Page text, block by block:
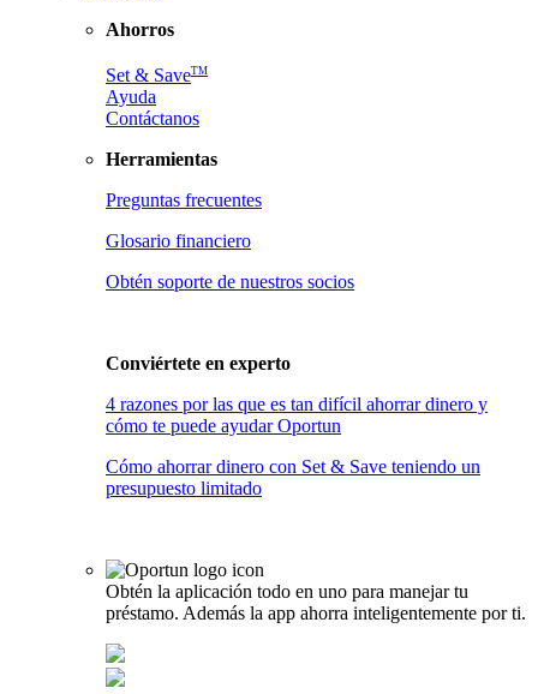
Ahorros
Set & SaveTM
Ayuda
Contáctanos
Herramientas
Preguntas frecuentes
Glosario financiero
Obtén soporte de nuestros socios
Conviértete en experto
4 razones por las que es tan difícil ahorrar dinero y
cómo te puede ayudar Oportun
Cómo ahorrar dinero con Set & Save teniendo un
presupuesto limitado
Obtén la aplicación todo en uno para manejar tu
préstamo. Además la app ahorra inteligentemente por ti.